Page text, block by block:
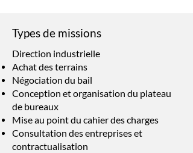
Types de missions
Direction industrielle
Achat des terrains
Négociation du bail
Conception et organisation du plateau
de bureaux
Mise au point du cahier des charges
Consultation des entreprises et
contractualisation